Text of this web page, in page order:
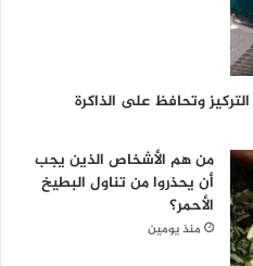
وتحافظ على الذاكرة
من هم الأشخاص الذين يجب
أن يحذروا من تناول البطيخ
الأحمر؟
منذ يومين